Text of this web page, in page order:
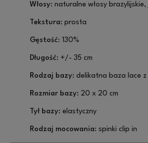
Włosy: naturalne włosy brazylijskie,
Tekstura: prosta
Gęstość: 130%
Długość: +/- 35 cm
Rodzaj bazy: delikatna baza lace
Rozmiar bazy: 20 x 20 cm
Tył bazy: elastyczny
Rodzaj mocowania: spinki clip in